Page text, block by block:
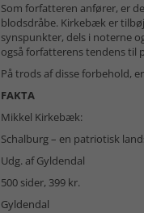
Som forfatteren anfører, er
blodsdråbe. Kirkebæk er
synspunkter, dels i noterne
også forfatterens tendens til
På trods af disse forbehold,
FAKTA
Mikkel Kirkebæk:
Schalburg – en patriotisk
Udg. af Gyldendal
500 sider, 399 kr.
Gyldendal